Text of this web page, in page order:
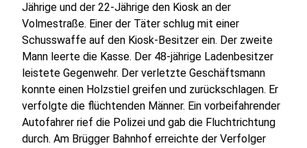
Jährige und der 22-Jährige den Kiosk an der
Volmestraße. Einer der Täter schlug mit einer
Schusswaffe auf den Kiosk-Besitzer ein. Der zweite
Mann leerte die Kasse. Der 48-jährige Ladenbesitzer
leistete Gegenwehr. Der verletzte Geschäftsmann
konnte einen Holzstiel greifen und zurückschlagen. Er
verfolgte die flüchtenden Männer. Ein vorbeifahrender
Autofahrer rief die Polizei und gab die Fluchtrichtung
durch. Am Brügger Bahnhof erreichte der Verfolger